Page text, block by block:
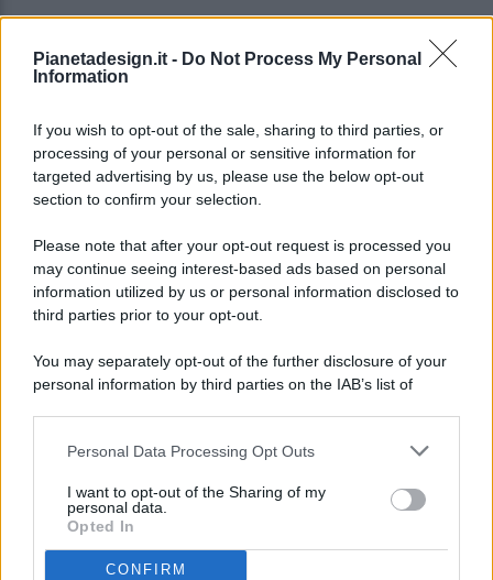
Pianetadesign.it - Do Not Process My Personal
Information
If you wish to opt-out of the sale, sharing to third parties, or
processing of your personal or sensitive information for
targeted advertising by us, please use the below opt-out
section to confirm your selection.
Please note that after your opt-out request is processed you
may continue seeing interest-based ads based on personal
information utilized by us or personal information disclosed to
third parties prior to your opt-out.
You may separately opt-out of the further disclosure of your
personal information by third parties on the IAB’s list of
This information may also be disclosed by us to third parties
disclose it to other third parties.
Personal Data Processing Opt Outs
I want to opt-out of the Sharing of my
personal data.
Opted In
CONFIRM
© 2026 - Pianeta Design - P.IVA 04827280654 - Testata
Registrata Al Tribunale Di Nocera Inferiore N. 8/2020 - RG N.
ISCRIZIONE AL ROC N. 35792 – ISCRITTA ALL’ANSO
(ASSOCIAZIONE NAZIONALE STAMPA ONLINE)
PREFERENZE PRIVACY